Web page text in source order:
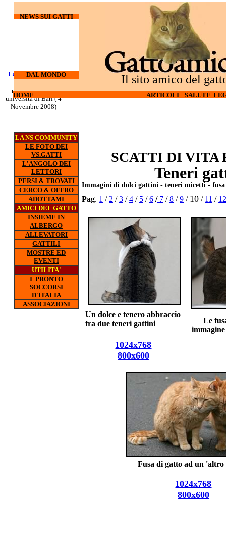
SCATTI DI VITA
Pag. 1 / 2 /3 /4 / 5 /6 /7 /8 /9 / 10 / 11 / 12
Teneri
Immagini di dolci gattini - teneri micetti -
Un dolce e tenero abbraccio
fra due teneri gattini
Le
Fusa di gatto ad un 'altro
HOME ARTICOLI SALUTE
Il sito amico del
DAL MONDO
NEWS SUI GATTI
HOME ARTICOLI SALUTE
LA NS COMMUNITY
LE FOTO DEI
VS.GATTI
L'ANGOLO DEI
LETTORI
PERSI & TROVATI
CERCO & OFFRO
ADOTTAMI
AMICI DEL GATTO
INSIEME IN
ALBERGO
ALLEVATORI
GATTILI
MOSTRE ED
EVENTI
UTILITA'
I PRONTO
SOCCORSI
D'ITALIA
ASSOCIAZIONI
1024x768
800x600
1024x768
800x600
I gatti
Ottobre 2008)
Laureati su cani e
nuovo corso all'
universita di Bari ( 4
Novembre 2008)